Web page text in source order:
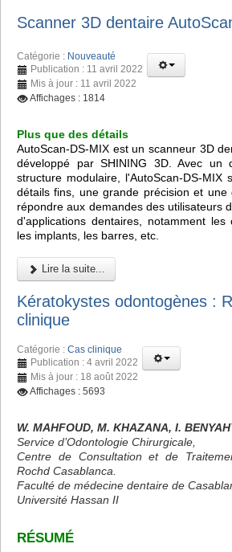
Scanner 3D dentaire
Catégorie : Nouveauté
Publication : 11 avril 2022
Mis à jour : 11 avril 2022
Affichages : 1814
Plus que des détails
AutoScan-DS-MIX est un scanneur 3D
développé par SHINING 3D. Avec un
structure modulaire, l'AutoScan-DS-MIX
détails fins, une grande précision et une
répondre aux demandes des utilisateurs
d'applications dentaires, notamment les
les implants, les barres, etc.
Lire la suite...
Kératokystes odontogènes :
clinique
Catégorie : Cas clinique
Publication : 4 avril 2022
Mis à jour : 18 août 2022
Affichages : 5693
W. MAHFOUD, M. KHAZANA, I.
Service d’Odontologie Chirurgicale,
Centre de Consultation et de
Rochd Casablanca.
Faculté de médecine dentaire de
Université Hassan II
RÉSUMÉ